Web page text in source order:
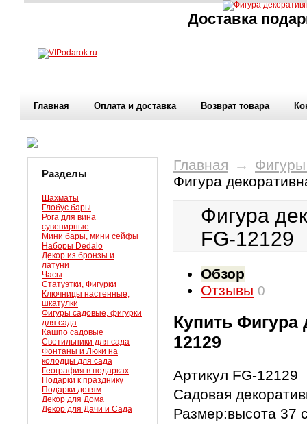
Доставка
Главная Оплата и доставка Возврат товара
Разделы
Шахматы
Глобус бары
Рога для вина
сувенирные
Мини бары, мини сейфы
Наборы Dedalo
Декор из бронзы и
латуни
Часы
Статуэтки, Фигурки
Ключницы настенные,
шкатулки
Фигуры садовые, фигурки
для сада
Кашпо садовые
Светильники для сада
Фонтаны и Люки на
колодцы для сада
География в подарках
Подарки к празднику
Подарки детям
Декор для Дома
Декор для Дачи и Сада
Главная →
Фигура
Фигура
FG-12129
Обзор
Отзывы 0
Купить Фигура
12129
Артикул FG-12129
Садовая
Размер:высота 37